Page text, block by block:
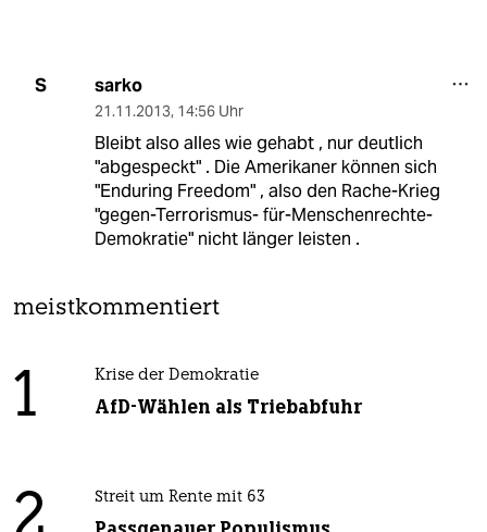
S sarko
21.11.2013, 14:56 Uhr
Bleibt also alles wie gehabt , nur deutlich
"abgespeckt" . Die Amerikaner können sich
"Enduring Freedom" , also den Rache-Krieg
"gegen-Terrorismus- für-Menschenrechte-
Demokratie" nicht länger leisten .
meistkommentiert
1 Krise der Demokratie
AfD-Wählen als Triebabfuhr
Streit um Rente mit 63